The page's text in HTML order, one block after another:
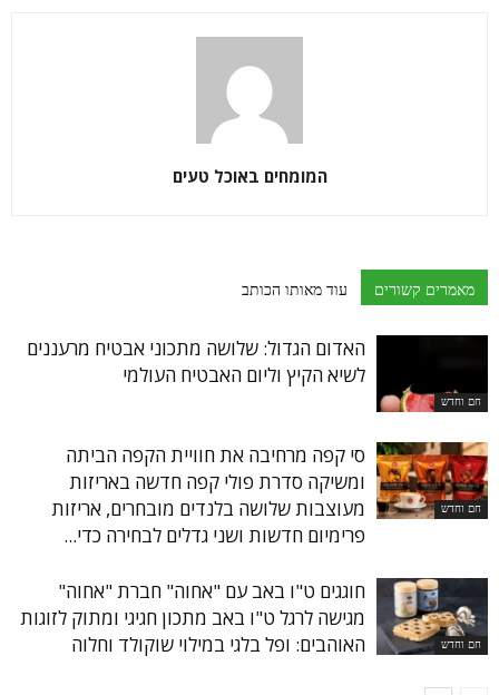
המומחים באוכל טעים
מאמרים קשורים עוד מאותו הכותב
חם וחדש
האדום הגדול: שלושה מתכוני אבטיח מרעננים
לשיא הקיץ וליום האבטיח העולמי
חם וחדש
סי קפה מרחיבה את חוויית הקפה הביתה
ומשיקה סדרת פולי קפה חדשה באריזות
מעוצבות שלושה בלנדים מובחרים, אריזות
פרימיום חדשות ושני גדלים לבחירה כדי...
חם וחדש
חוגגים ט"ו באב עם "אחוה" חברת "אחוה"
מגישה לרגל ט"ו באב מתכון חגיגי ומתוק לזוגות
האוהבים: ופל בלגי במילוי שוקולד וחלוה